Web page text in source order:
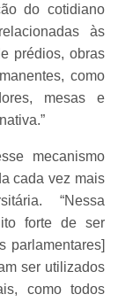
do cotidiano
às
prédios, obras
como
mesas e
mecanismo
cada vez mais
“Nessa
forte de ser
parlamentares]
ser utilizados
como todos